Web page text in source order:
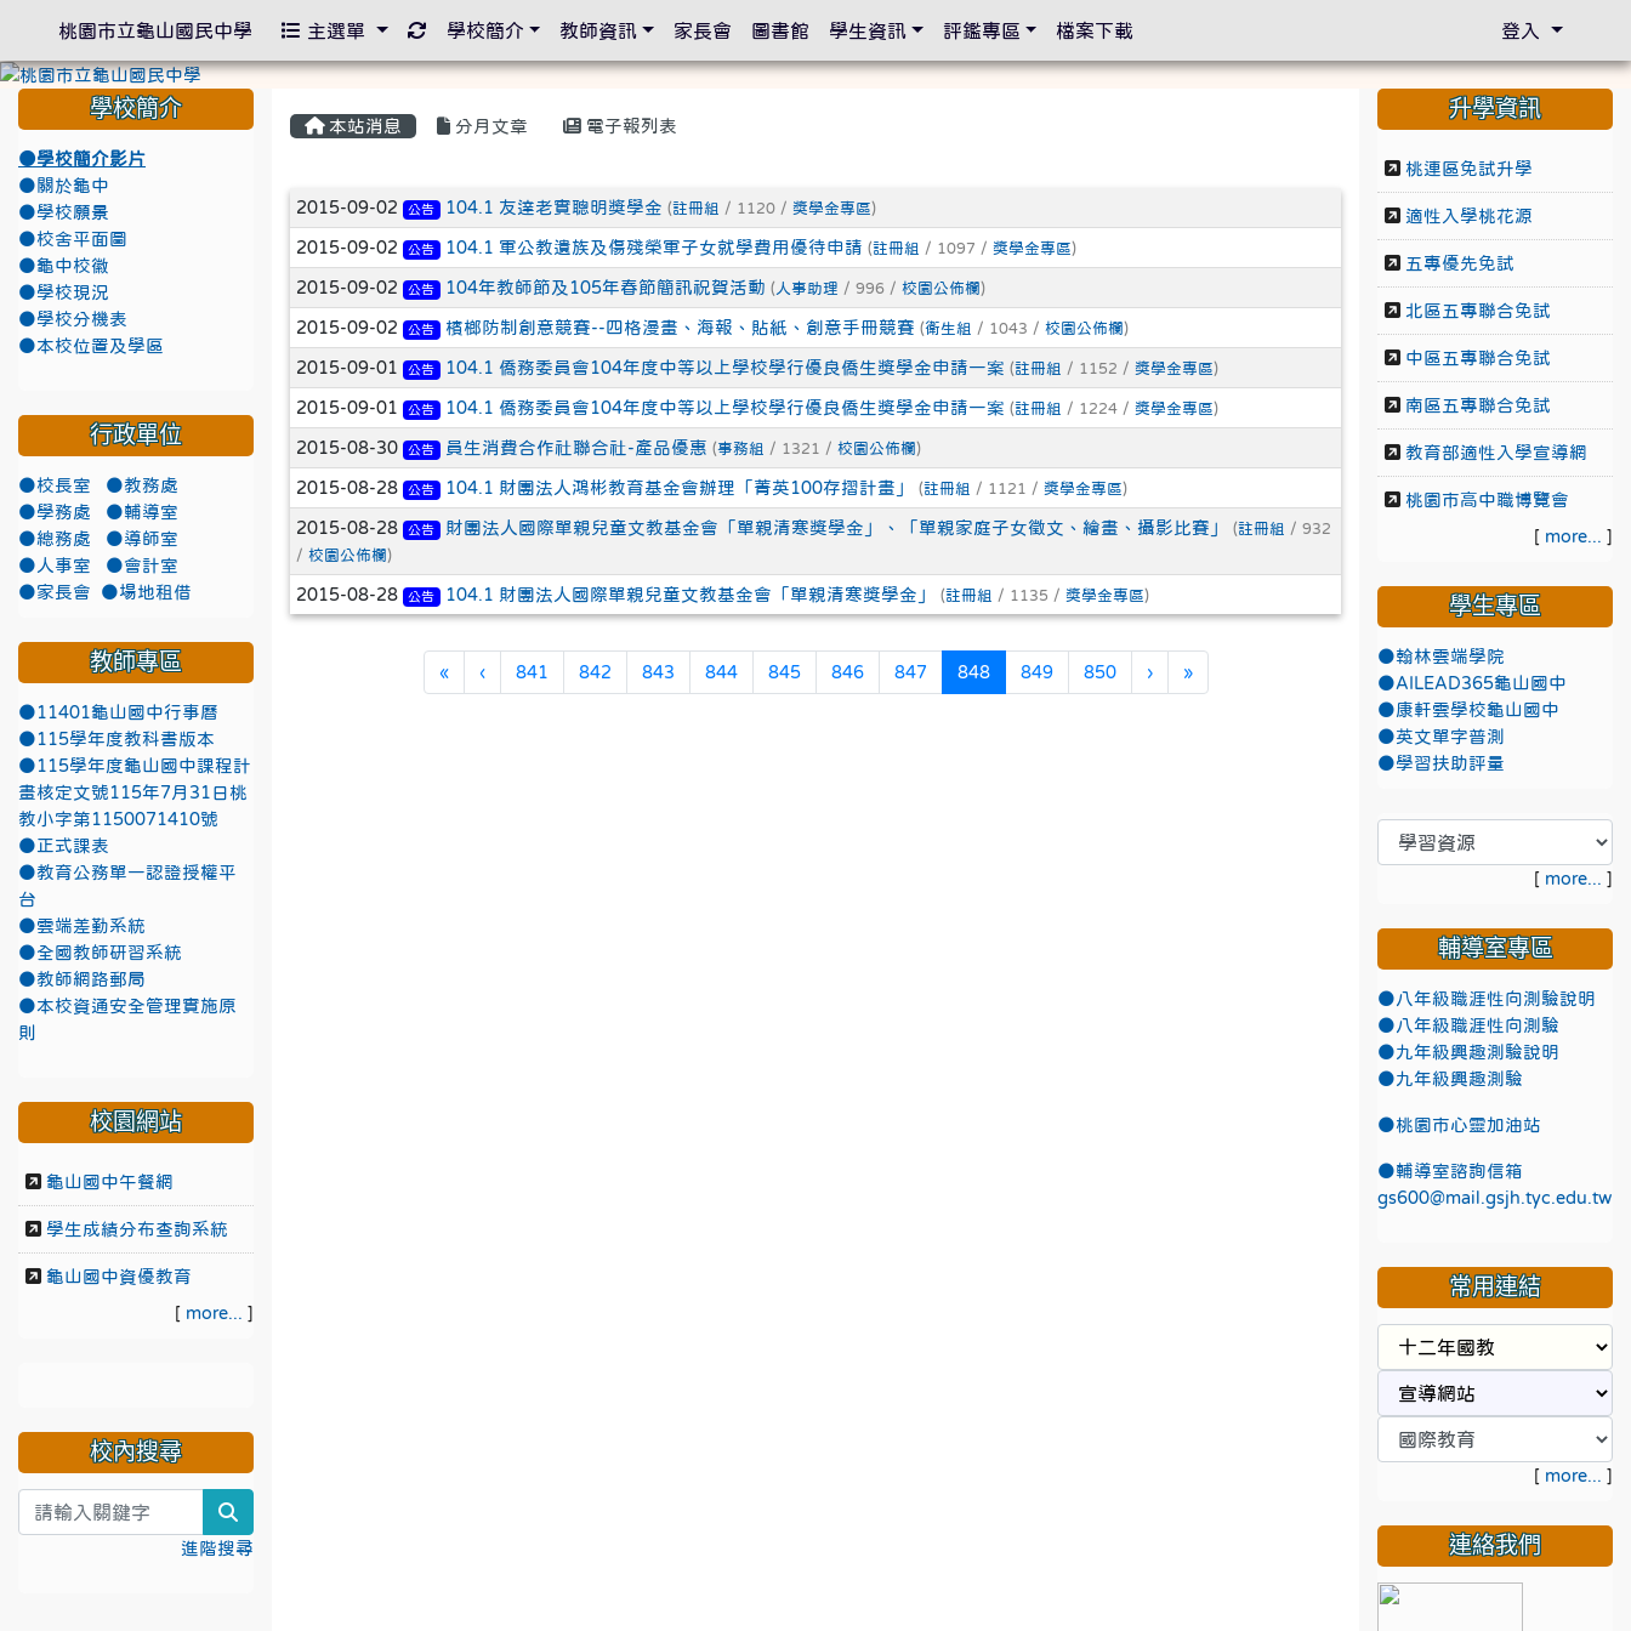
本站消息 分月文章 電子報列表
文章列表
2015-09-02 公告 104.1 友達老實聰明獎學金 (註冊組 / 1120 / 獎學金專區)
2015-09-02 公告 104.1 軍公教遺族及傷殘榮軍子女就學費用優待申請 (註冊組 / 1097 / 獎學金專區)
2015-09-02 公告 104年教師節及105年春節簡訊祝賀活動 ( 人事助理 / 996 / 校園公佈欄 )
2015-09-02 公告 檳榔防制創意競賽--四格漫畫、海報、貼紙、創意手冊競賽 (衛生組 / 1043 / 校園公佈欄 )
2015-09-01 公告 104.1 僑務委員會104年度中等以上學校學行優良僑生獎學金申請一案 (註冊組 / 1152 / 獎學金專區)
2015-09-01 公告 104.1 僑務委員會104年度中等以上學校學行優良僑生獎學金申請一案 (註冊組 / 1224 / 獎學金專區)
2015-08-30 公告 員生消費合作社聯合社-產品優惠 (事務組 / 1321 / 校園公佈欄 )
2015-08-28 公告 104.1 財團法人鴻彬教育基金會辦理「菁英100存摺計畫」 (註冊組 / 1121 / 獎學金專區)
2015-08-28 公告 財團法人國際單親兒童文教基金會「單親清寒獎學金」、「單親家庭子女徵文、繪畫、攝影比賽」 (註冊組 / 932
/ 校園公佈欄 )
2015-08-28 公告 104.1 財團法人國際單親兒童文教基金會「單親清寒獎學金」 (註冊組 / 1135 / 獎學金專區)
«第一頁
‹上一頁
841 842 843 844 845 846 847 848(目前頁次)
849 850 ›下一頁
»最後頁
學校簡介
●學校簡介影片
●關於龜中
●學校願景
●校舍平面圖
●龜中校徽
●學校現況
●學校分機表
●本校位置及學區
行政單位
●校長室
●教務處
●學務處
●輔導室
●總務處
●導師室
●人事室
●會計室
●家長會
●場地租借
教師專區
●11401龜山國中行事曆
●115學年度教科書版本
●115學年度龜山國中課程計
畫核定文號115年7月31日桃
教小字第1150071410號
●正式課表
●教育公務單一認證授權平
台
●雲端差勤系統
●全國教師研習系統
●教師網路郵局
●本校資通安全管理實施原
則
校園網站
龜山國中午餐網
學生成績分布查詢系統
龜山國中資優教育
[ more... ]
校內搜尋
進階搜尋
升學資訊
桃連區免試升學
適性入學桃花源
五專優先免試
北區五專聯合免試
中區五專聯合免試
南區五專聯合免試
教育部適性入學宣導網
桃園市高中職博覽會
[ more... ]
學生專區
●翰林雲端學院
●AILEAD365龜山國中
●康軒雲學校龜山國中
●英文單字普測
●學習扶助評量
[ more... ]
輔導室專區
●八年級職涯性向測驗說明
●八年級職涯性向測驗
●九年級興趣測驗說明
●九年級興趣測驗
●桃園市心靈加油站
●輔導室諮詢信箱
gs600@mail.gsjh.tyc.edu.tw
常用連結
[ more... ]
連絡我們
桃園市立龜山國民中學 主選單 重新取得佈景設定
學校簡介 教師資訊 家長會 圖書館 學生資訊 評鑑專區 檔案下載 登入